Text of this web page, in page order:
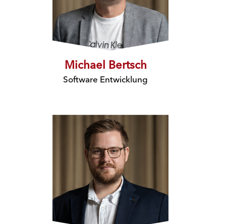
Michael Bertsch
Software Entwicklung